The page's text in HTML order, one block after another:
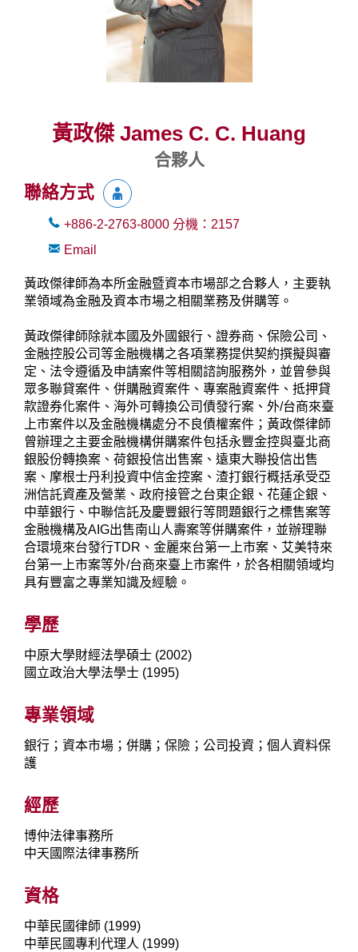
黃政傑 James C. C. Huang
合夥人
聯絡方式
+886-2-2763-8000 分機： 2157
Email
黃政傑律師為本所金融暨資本市場部之合夥人，主要執
業領域為金融及資本市場之相關業務及併購等。
黃政傑律師除就本國及外國銀行、證券商、保險公司、
金融控股公司等金融機構之各項業務提供契約撰擬與審
定、法令遵循及申請案件等相關諮詢服務外，並曾參與
眾多聯貸案件、併購融資案件、專案融資案件、抵押貸
款證券化案件、海外可轉換公司債發行案、外/台商來臺
上市案件以及金融機構處分不良債權案件；黃政傑律師
曾辦理之主要金融機構併購案件包括永豐金控與臺北商
銀股份轉換案、荷銀投信出售案、遠東大聯投信出售
案、摩根士丹利投資中信金控案、渣打銀行概括承受亞
洲信託資產及營業、政府接管之台東企銀、花蓮企銀、
中華銀行、中聯信託及慶豐銀行等問題銀行之標售案等
金融機構及AIG出售南山人壽案等併購案件，並辦理聯
合環境來台發行TDR、金麗來台第一上市案、艾美特來
台第一上市案等外/台商來臺上市案件，於各相關領域均
具有豐富之專業知識及經驗。
學歷
中原大學財經法學碩士 (2002)
國立政治大學法學士 (1995)
專業領域
銀行；資本市場；併購；保險；公司投資；個人資料保
護
經歷
博仲法律事務所
中天國際法律事務所
資格
中華民國律師 (1999)
中華民國專利代理人 (1999)